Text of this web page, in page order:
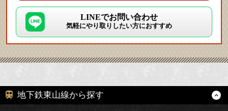
LINEでお問い合わせ
気軽にやり取りしたい方におすすめ
地下鉄東山線から探す